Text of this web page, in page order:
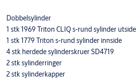
Dobbelsylinder
1 stk 1969 Triton CLIQ s-rund sylinder utside
1 stk 1779 Triton s-rund sylinder innside
4 stk herdede sylinderskruer SD4719
2 stk sylinderringer
2 stk sylinderkapper